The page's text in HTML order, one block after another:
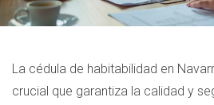
La cédula de habitabilidad en
crucial que garantiza la calidad y